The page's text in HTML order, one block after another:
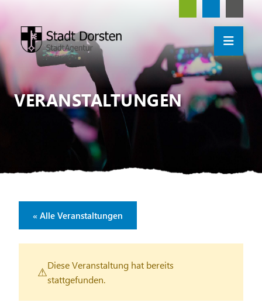
VERANSTALTUNGEN
« Alle Veranstaltungen
Diese Veranstaltung hat bereits
stattgefunden.